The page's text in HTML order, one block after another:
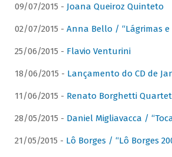
09/07/2015 - Joana Queiroz Quinteto
02/07/2015 - Anna Bello / “Lágrimas e
25/06/2015 - Flavio Venturini
18/06/2015 - Lançamento do CD de
11/06/2015 - Renato Borghetti
28/05/2015 - Daniel Migliavacca /
21/05/2015 - Lô Borges / “Lô Borges